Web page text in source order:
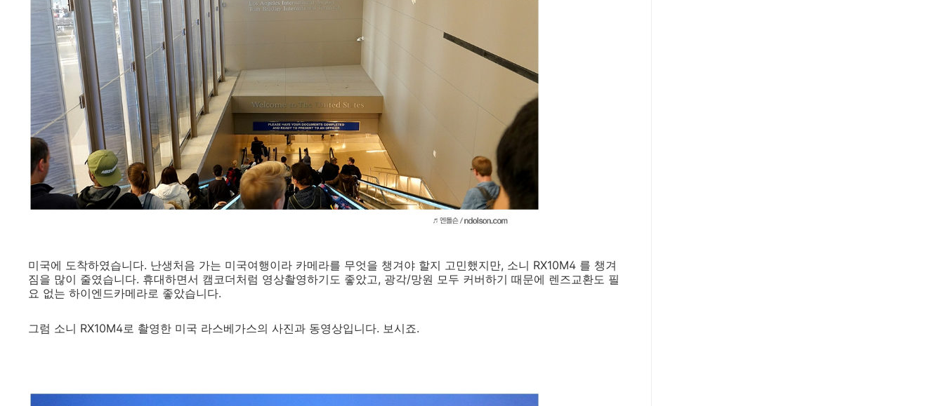
미국에 도착하였습니다. 난생처음 가는 미국여행이라 카메라를 무엇을 챙겨야 할지 고민했지만, 소니 RX10M4 를 챙겨
짐을 많이 줄였습니다. 휴대하면서 캠코더처럼 영상촬영하기도 좋았고, 광각/망원 모두 커버하기 때문에 렌즈교환도 필
요 없는 하이엔드카메라로 좋았습니다.
그럼 소니 RX10M4로 촬영한 미국 라스베가스의 사진과 동영상입니다. 보시죠.